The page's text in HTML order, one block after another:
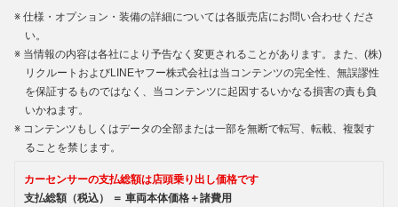
仕様・オプション・装備の詳細については各販売店にお問い合わせくださ
い。
当情報の内容は各社により予告なく変更されることがあります。また、(株)
リクルートおよびLINEヤフー株式会社は当コンテンツの完全性、無誤謬性
を保証するものではなく、当コンテンツに起因するいかなる損害の責も負
いかねます。
コンテンツもしくはデータの全部または一部を無断で転写、転載、複製す
ることを禁じます。
カーセンサーの支払総額は店頭乗り出し価格です
支払総額（税込） ＝ 車両本体価格＋諸費用